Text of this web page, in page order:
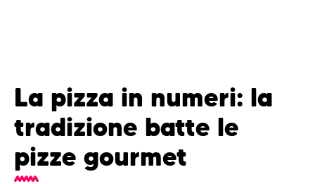
La pizza in numeri: la
tradizione batte le
pizze gourmet